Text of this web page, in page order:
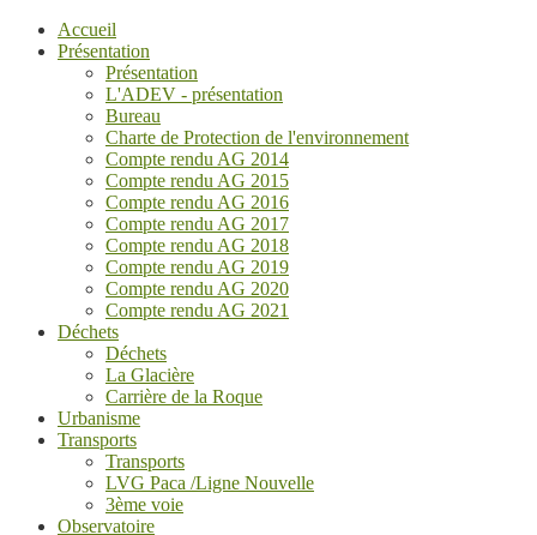
Accueil
Présentation
Présentation
L'ADEV - présentation
Bureau
Charte de Protection de l'environnement
Compte rendu AG 2014
Compte rendu AG 2015
Compte rendu AG 2016
Compte rendu AG 2017
Compte rendu AG 2018
Compte rendu AG 2019
Compte rendu AG 2020
Compte rendu AG 2021
Déchets
Déchets
La Glacière
Carrière de la Roque
Urbanisme
Transports
Transports
LVG Paca /Ligne Nouvelle
3ème voie
Observatoire